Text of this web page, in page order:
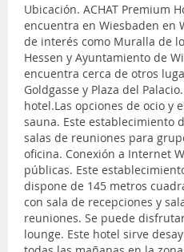
Ubicación. ACHAT Premium
encuentra en Wiesbaden en
de interés como Muralla de
Hessen y Ayuntamiento de
encuentra cerca de otros
Goldgasse y Plaza del
hotel.Las opciones de ocio y
sauna. Este establecimiento
salas de reuniones para
oficina. Conexión a Internet
públicas. Este
dispone de 145 metros
con sala de recepciones y
reuniones. Se puede
lounge. Este hotel sirve